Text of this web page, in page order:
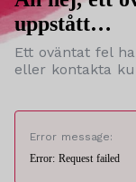
uppstått…
Ett oväntat fel
eller kontakta
Error message:
Error: Request failed